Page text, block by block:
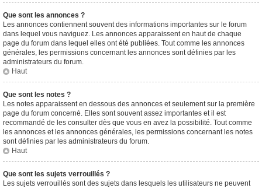
Que sont les annonces ?
Les annonces contiennent souvent des informations importantes sur le forum
dans lequel vous naviguez. Les annonces apparaissent en haut de chaque
page du forum dans lequel elles ont été publiées. Tout comme les annonces
générales, les permissions concernant les annonces sont définies par les
administrateurs du forum.
Haut
Que sont les notes ?
Les notes apparaissent en dessous des annonces et seulement sur la première
page du forum concerné. Elles sont souvent assez importantes et il est
recommandé de les consulter dès que vous en avez la possibilité. Tout comme
les annonces et les annonces générales, les permissions concernant les notes
sont définies par les administrateurs du forum.
Haut
Que sont les sujets verrouillés ?
Les sujets verrouillés sont des sujets dans lesquels les utilisateurs ne peuvent